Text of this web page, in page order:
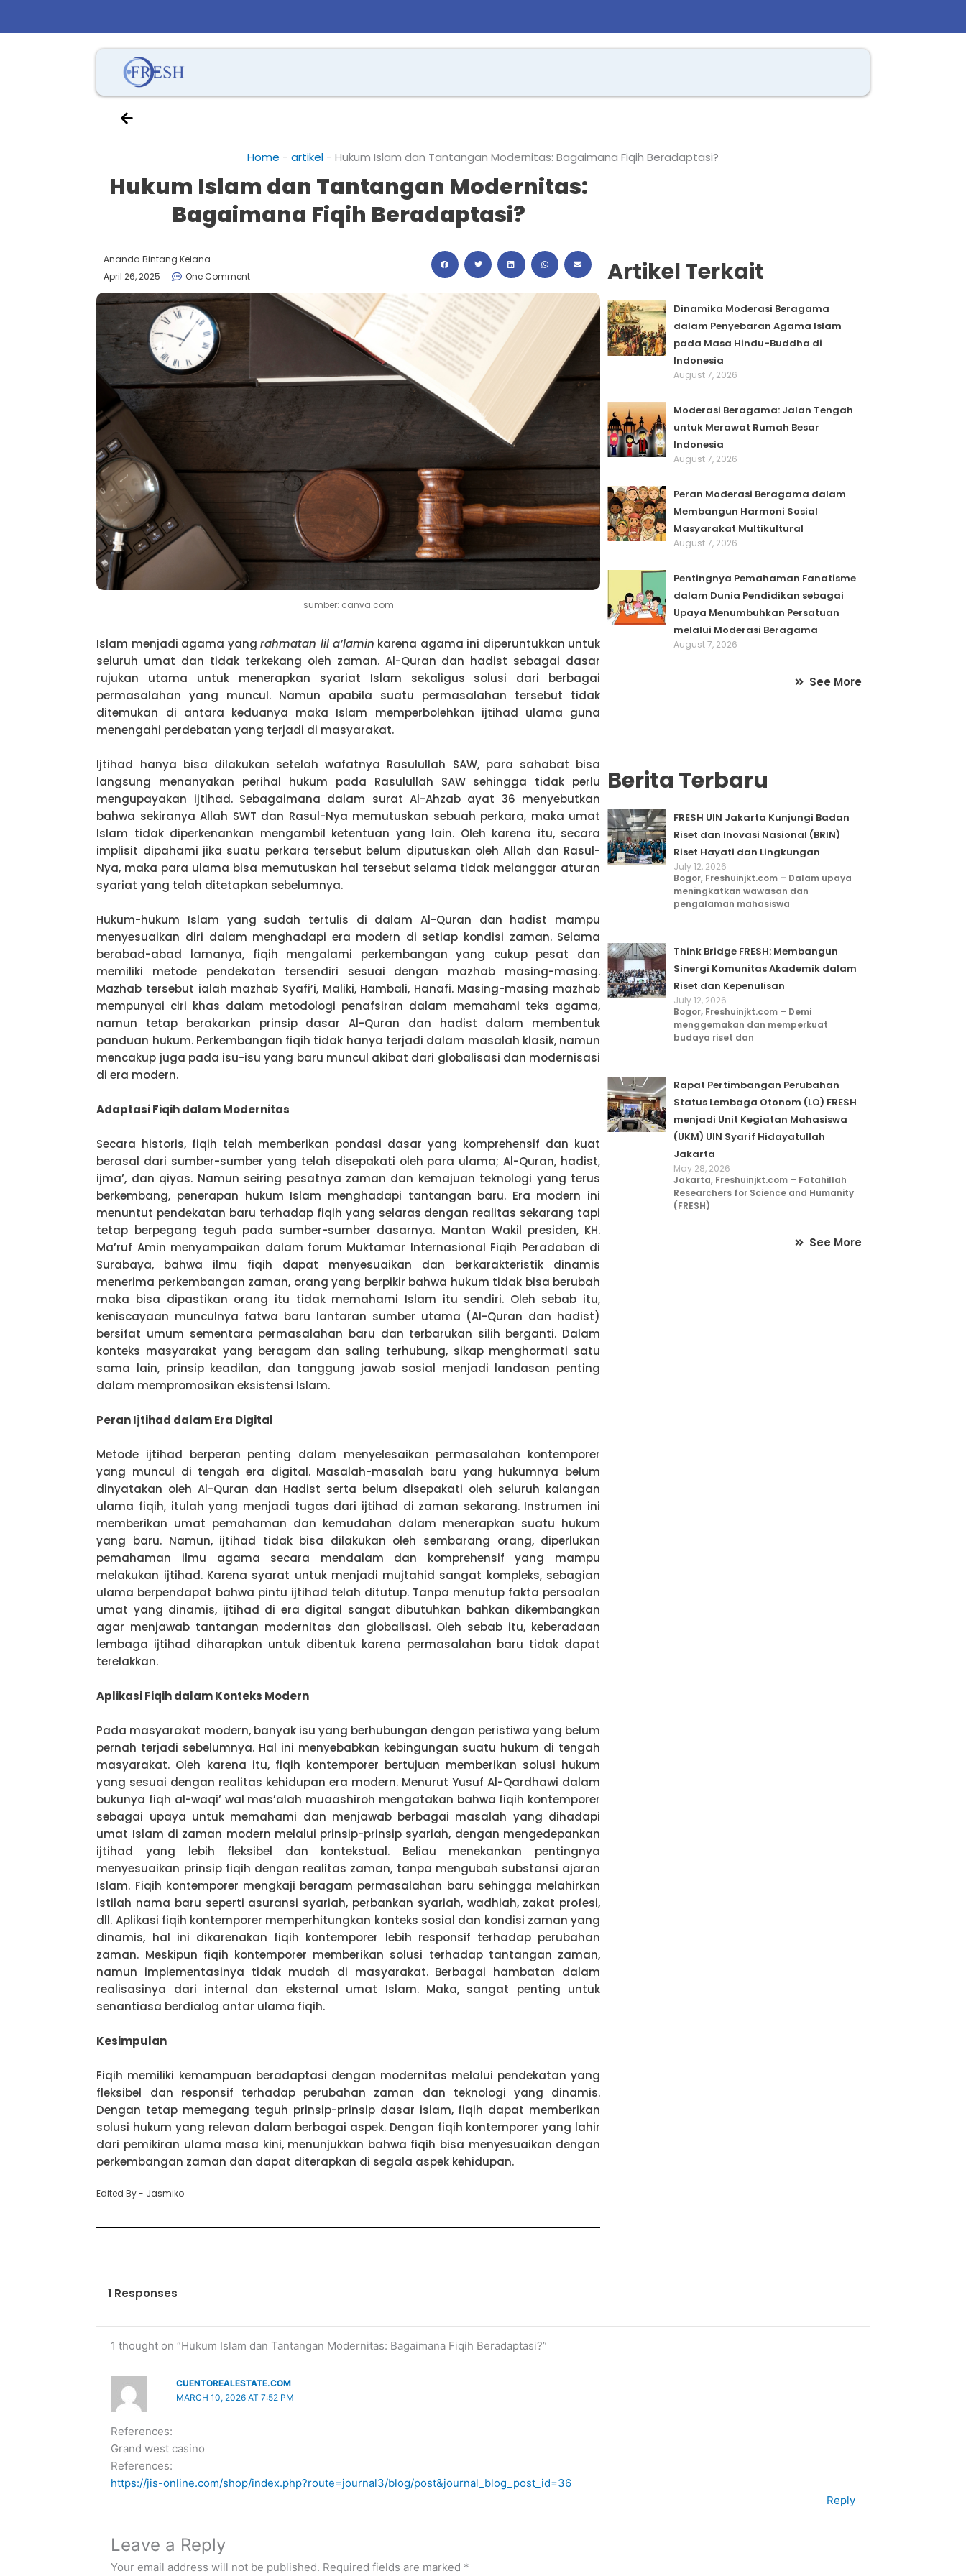
Home - artikel - Hukum Islam dan Tantangan Modernitas: Bagaimana Fiqih Beradaptasi?
Hukum Islam dan Tantangan Modernitas:
Bagaimana Fiqih Beradaptasi?
Ananda Bintang Kelana
April 26, 2025
One Comment
sumber: canva.com
Islam menjadi agama yangrahmatan lil a’lamin karena agama ini diperuntukkan untuk
seluruh umat dan tidak terkekang oleh zaman. Al-Quran dan hadist sebagai dasar
rujukan utama untuk menerapkan syariat Islam sekaligus solusi dari berbagai
permasalahan yang muncul. Namun apabila suatu permasalahan tersebut tidak
ditemukan di antara keduanya maka Islam memperbolehkan ijtihad ulama guna
menengahi perdebatan yang terjadi di masyarakat.
Ijtihad hanya bisa dilakukan setelah wafatnya Rasulullah SAW, para sahabat bisa
langsung menanyakan perihal hukum pada Rasulullah SAW sehingga tidak perlu
mengupayakan ijtihad. Sebagaimana dalam surat Al-Ahzab ayat 36 menyebutkan
bahwa sekiranya Allah SWT dan Rasul-Nya memutuskan sebuah perkara, maka umat
Islam tidak diperkenankan mengambil ketentuan yang lain. Oleh karena itu, secara
implisit dipahami jika suatu perkara tersebut belum diputuskan oleh Allah dan Rasul-
Nya, maka para ulama bisa memutuskan hal tersebut selama tidak melanggar aturan
syariat yang telah ditetapkan sebelumnya.
Hukum-hukum Islam yang sudah tertulis di dalam Al-Quran dan hadist mampu
menyesuaikan diri dalam menghadapi era modern di setiap kondisi zaman. Selama
berabad-abad lamanya, fiqih mengalami perkembangan yang cukup pesat dan
memiliki metode pendekatan tersendiri sesuai dengan mazhab masing-masing.
Mazhab tersebut ialah mazhab Syafi’i, Maliki, Hambali, Hanafi. Masing-masing mazhab
mempunyai ciri khas dalam metodologi penafsiran dalam memahami teks agama,
namun tetap berakarkan prinsip dasar Al-Quran dan hadist dalam membentuk
panduan hukum. Perkembangan fiqih tidak hanya terjadi dalam masalah klasik, namun
mencakup juga pada isu-isu yang baru muncul akibat dari globalisasi dan modernisasi
di era modern.
Adaptasi Fiqih dalam Modernitas
Secara historis, fiqih telah memberikan pondasi dasar yang komprehensif dan kuat
berasal dari sumber-sumber yang telah disepakati oleh para ulama; Al-Quran, hadist,
ijma’, dan qiyas. Namun seiring pesatnya zaman dan kemajuan teknologi yang terus
berkembang, penerapan hukum Islam menghadapi tantangan baru. Era modern ini
menuntut pendekatan baru terhadap fiqih yang selaras dengan realitas sekarang tapi
tetap berpegang teguh pada sumber-sumber dasarnya. Mantan Wakil presiden, KH.
Ma’ruf Amin menyampaikan dalam forum Muktamar Internasional Fiqih Peradaban di
Surabaya, bahwa ilmu fiqih dapat menyesuaikan dan berkarakteristik dinamis
menerima perkembangan zaman, orang yang berpikir bahwa hukum tidak bisa berubah
maka bisa dipastikan orang itu tidak memahami Islam itu sendiri. Oleh sebab itu,
keniscayaan munculnya fatwa baru lantaran sumber utama (Al-Quran dan hadist)
bersifat umum sementara permasalahan baru dan terbarukan silih berganti. Dalam
konteks masyarakat yang beragam dan saling terhubung, sikap menghormati satu
sama lain, prinsip keadilan, dan tanggung jawab sosial menjadi landasan penting
dalam mempromosikan eksistensi Islam.
Peran Ijtihad dalam Era Digital
Metode ijtihad berperan penting dalam menyelesaikan permasalahan kontemporer
yang muncul di tengah era digital. Masalah-masalah baru yang hukumnya belum
dinyatakan oleh Al-Quran dan Hadist serta belum disepakati oleh seluruh kalangan
ulama fiqih, itulah yang menjadi tugas dari ijtihad di zaman sekarang. Instrumen ini
memberikan umat pemahaman dan kemudahan dalam menerapkan suatu hukum
yang baru. Namun, ijtihad tidak bisa dilakukan oleh sembarang orang, diperlukan
pemahaman ilmu agama secara mendalam dan komprehensif yang mampu
melakukan ijtihad. Karena syarat untuk menjadi mujtahid sangat kompleks, sebagian
ulama berpendapat bahwa pintu ijtihad telah ditutup. Tanpa menutup fakta persoalan
umat yang dinamis, ijtihad di era digital sangat dibutuhkan bahkan dikembangkan
agar menjawab tantangan modernitas dan globalisasi. Oleh sebab itu, keberadaan
lembaga ijtihad diharapkan untuk dibentuk karena permasalahan baru tidak dapat
terelakkan.
Aplikasi Fiqih dalam Konteks Modern
Pada masyarakat modern, banyak isu yang berhubungan dengan peristiwa yang belum
pernah terjadi sebelumnya. Hal ini menyebabkan kebingungan suatu hukum di tengah
masyarakat. Oleh karena itu, fiqih kontemporer bertujuan memberikan solusi hukum
yang sesuai dengan realitas kehidupan era modern. Menurut Yusuf Al-Qardhawi dalam
bukunya fiqh al-waqi’ wal mas’alah muaashiroh mengatakan bahwa fiqih kontemporer
sebagai upaya untuk memahami dan menjawab berbagai masalah yang dihadapi
umat Islam di zaman modern melalui prinsip-prinsip syariah, dengan mengedepankan
ijtihad yang lebih fleksibel dan kontekstual. Beliau menekankan pentingnya
menyesuaikan prinsip fiqih dengan realitas zaman, tanpa mengubah substansi ajaran
Islam. Fiqih kontemporer mengkaji beragam permasalahan baru sehingga melahirkan
istilah nama baru seperti asuransi syariah, perbankan syariah, wadhiah, zakat profesi,
dll. Aplikasi fiqih kontemporer memperhitungkan konteks sosial dan kondisi zaman yang
dinamis, hal ini dikarenakan fiqih kontemporer lebih responsif terhadap perubahan
zaman. Meskipun fiqih kontemporer memberikan solusi terhadap tantangan zaman,
namun implementasinya tidak mudah di masyarakat. Berbagai hambatan dalam
realisasinya dari internal dan eksternal umat Islam. Maka, sangat penting untuk
senantiasa berdialog antar ulama fiqih.
Kesimpulan
Fiqih memiliki kemampuan beradaptasi dengan modernitas melalui pendekatan yang
fleksibel dan responsif terhadap perubahan zaman dan teknologi yang dinamis.
Dengan tetap memegang teguh prinsip-prinsip dasar islam, fiqih dapat memberikan
solusi hukum yang relevan dalam berbagai aspek. Dengan fiqih kontemporer yang lahir
dari pemikiran ulama masa kini, menunjukkan bahwa fiqih bisa menyesuaikan dengan
perkembangan zaman dan dapat diterapkan di segala aspek kehidupan.
Edited By - Jasmiko
Artikel Terkait
Dinamika Moderasi Beragama
dalam Penyebaran Agama Islam
pada Masa Hindu-Buddha di
Indonesia
August 7, 2026
Moderasi Beragama: Jalan Tengah
untuk Merawat Rumah Besar
Indonesia
August 7, 2026
Peran Moderasi Beragama dalam
Membangun Harmoni Sosial
Masyarakat Multikultural
August 7, 2026
Pentingnya Pemahaman Fanatisme
dalam Dunia Pendidikan sebagai
Upaya Menumbuhkan Persatuan
melalui Moderasi Beragama
August 7, 2026
See More
Berita Terbaru
FRESH UIN Jakarta Kunjungi Badan
Riset dan Inovasi Nasional (BRIN)
Riset Hayati dan Lingkungan
July 12, 2026
Bogor, Freshuinjkt.com – Dalam upaya
meningkatkan wawasan dan
pengalaman mahasiswa
Think Bridge FRESH: Membangun
Sinergi Komunitas Akademik dalam
Riset dan Kepenulisan
July 12, 2026
Bogor, Freshuinjkt.com – Demi
menggemakan dan memperkuat
budaya riset dan
Rapat Pertimbangan Perubahan
Status Lembaga Otonom (LO) FRESH
menjadi Unit Kegiatan Mahasiswa
(UKM) UIN Syarif Hidayatullah
Jakarta
May 28, 2026
Jakarta, Freshuinjkt.com – Fatahillah
Researchers for Science and Humanity
(FRESH)
See More
1 Responses
1 thought on “Hukum Islam dan Tantangan Modernitas: Bagaimana Fiqih Beradaptasi?”
CUENTOREALESTATE.COM
MARCH 10, 2026 AT 7:52 PM
References:
Grand west casino
References:
https://jis-online.com/shop/index.php?route=journal3/blog/post&journal_blog_post_id=36
Reply
Leave a Reply
Your email address will not be published. Required fields are marked *